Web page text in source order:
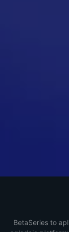
BetaSeries to